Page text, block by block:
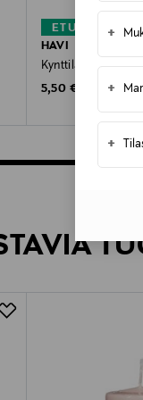
+
+
+
HAVI
Kynttilä
Original Price
5,50 €